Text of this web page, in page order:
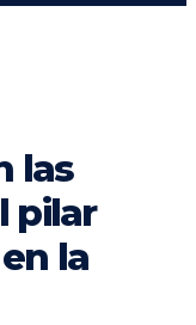
las
pilar
la